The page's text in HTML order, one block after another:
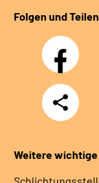
Folgen und Teilen
Facebook
Teilen
Weitere